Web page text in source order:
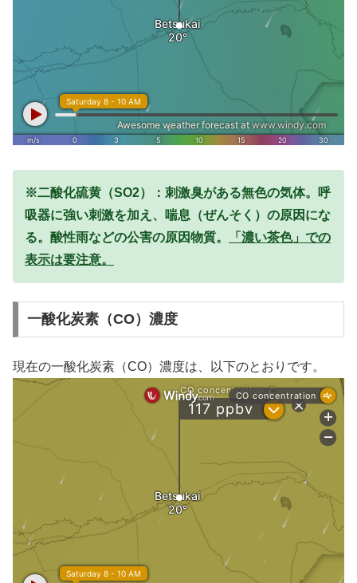
※二酸化硫黄（SO2）：刺激臭がある無色の気体。呼
吸器に強い刺激を加え、喘息（ぜんそく）の原因にな
る。酸性雨などの公害の原因物質。
「濃い茶色」での
表示は要注意。
一酸化炭素（CO）濃度
現在の一酸化炭素（CO）濃度は、以下のとおりです。